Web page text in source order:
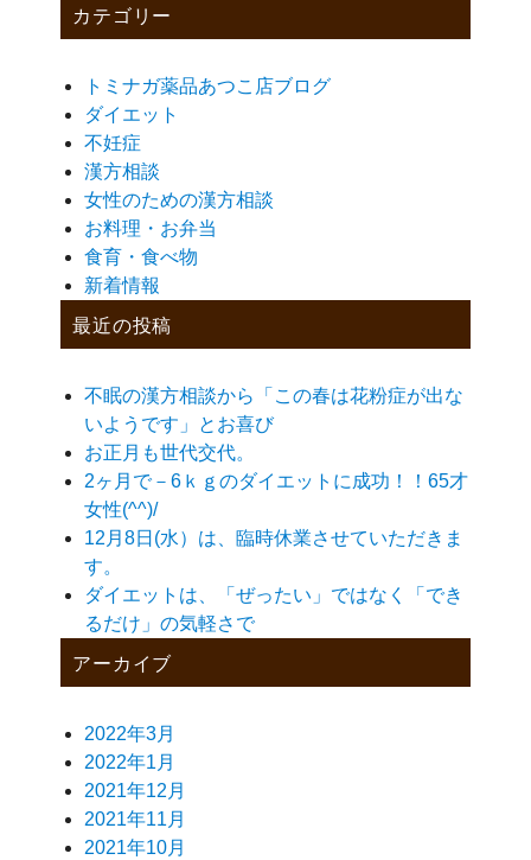
カテゴリー
トミナガ薬品あつこ店ブログ
ダイエット
不妊症
漢方相談
女性のための漢方相談
お料理・お弁当
食育・食べ物
新着情報
最近の投稿
不眠の漢方相談から「この春は花粉症が出な
いようです」とお喜び
お正月も世代交代。
2ヶ月で－6ｋｇのダイエットに成功！！65才
女性(^^)/
12月8日(水）は、臨時休業させていただきま
す。
ダイエットは、「ぜったい」ではなく「でき
るだけ」の気軽さで
アーカイブ
2022年3月
2022年1月
2021年12月
2021年11月
2021年10月